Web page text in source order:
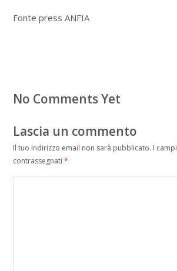
Fonte press ANFIA
No Comments Yet
Lascia un commento
Il tuo indirizzo email non sarà pubblicato. I
contrassegnati *